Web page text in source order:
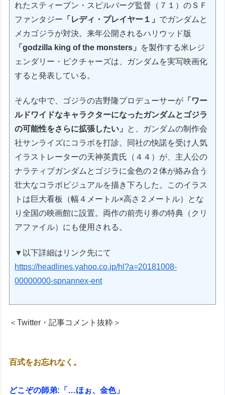
れたスティーブン・スピルバーグ監督（７１）のＳＦ
ファンタジー 「レディ・プレイヤー１」 でガンダムと
メカゴジラが対決。来年公開されるハリウッド版
「godzilla king of the monsters」
を製作する米レジ
ェンダリー・ピクチャーズは、ガンダムを実写映画化
すると発表している。
そんな中で、ゴジラの吉野隆プロデューサーが 「ワー
ルドワイドなキャラクターになったガンダムとゴジラ
の可能性をさらに拡張したい」
と、ガンダムの制作会
社サンライズにコラボを打診。同社の快諾を受け人気
イラストレーターの天神英貴氏（４４）が、主人公の
ナラティブガンダムとゴジラに金色の２体が絡み合う
壮大なコラボビジュアルを描き下ろした。このイラス
トは巨大看板（幅４メートル×高さ２メートル）とな
り全国の映画館に設置。両作の前売り券の特典（クリ
アファイル）にも使用される。
▼以下詳細はリンク先にて
https://headlines.yahoo.co.jp/hl?a=20181008-
00000000-spnannex-ent
＜Twitter・記事コメント抜粋＞
百式をお忘れなく。
どこぞの師弟:「…ほぉ、金色」